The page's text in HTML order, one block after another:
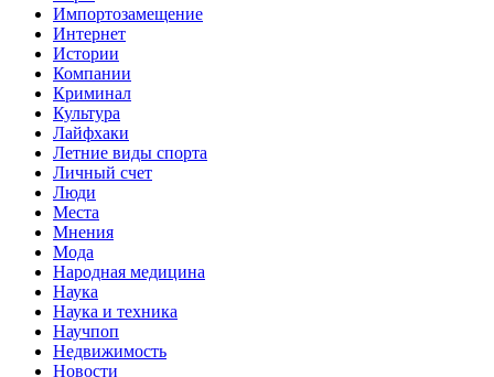
Импортозамещение
Интернет
Истории
Компании
Криминал
Культура
Лайфхаки
Летние виды спорта
Личный счет
Люди
Места
Мнения
Мода
Народная медицина
Наука
Наука и техника
Научпоп
Недвижимость
Новости